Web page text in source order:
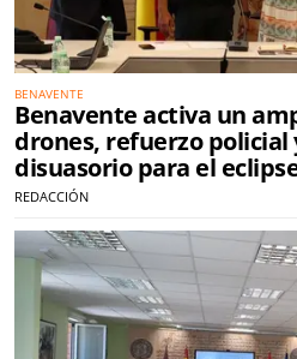
BENAVENTE
Benavente activa un
drones, refuerzo
disuasorio para el
REDACCIÓN